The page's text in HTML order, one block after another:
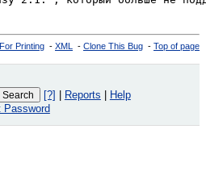
Printing - XML - Clone This Bug - Top of page
[?] Reports
Help
Password